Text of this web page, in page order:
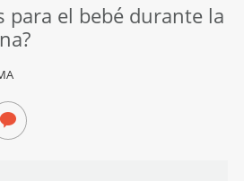
para el bebé durante la